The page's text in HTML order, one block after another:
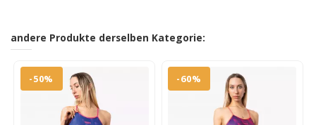
andere Produkte derselben Kategorie:
-50% -60%